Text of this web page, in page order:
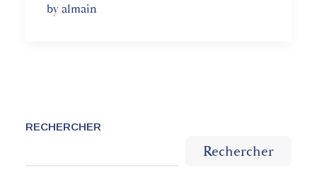
by almain
RECHERCHER
Rechercher